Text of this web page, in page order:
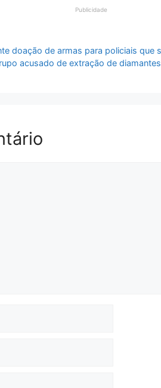
Publicidade
doação de armas para policiais que
acusado de extração de